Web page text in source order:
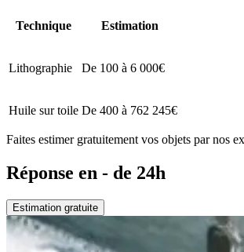
Technique Estimation
Lithographie De 100 à 6 000€
Huile sur toile De 400 à 762 245€
Faites estimer gratuitement vos objets par nos
Réponse en - de 24h
Estimation gratuite